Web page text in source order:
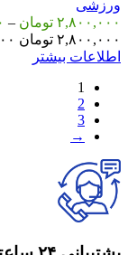
ورزشی
۲,۸۰۰,۰۰۰ تومان –
۲,۸۰۰,۰۰۰ تومان through ۳,۲۵۰,۰۰۰ تومان
اطلاعات بیشتر
1
2
3
→